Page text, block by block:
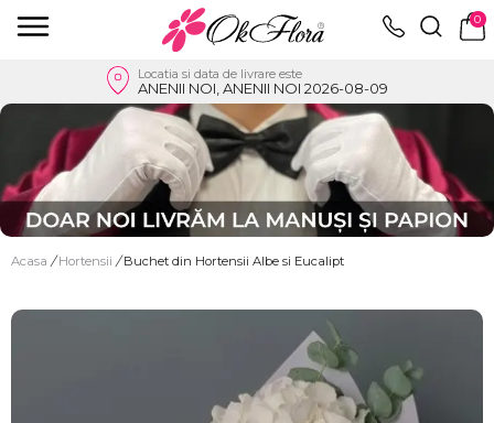
0
Locatia si data de livrare este
ANENII NOI, ANENII NOI 2026-08-09
Acasa / Hortensii / Buchet din Hortensii Albe si Eucalipt